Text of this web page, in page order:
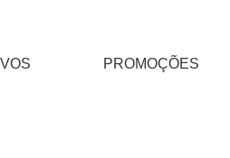
PROMOÇÕES